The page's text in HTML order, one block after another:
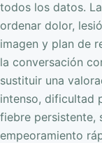
todos los datos.
ordenar dolor,
imagen y plan de
la conversación
sustituir una
intenso, dificultad
fiebre persistente,
empeoramiento